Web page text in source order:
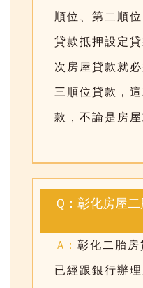
順位、第二順
貸款抵押設定
次房屋貸款就
三順位貸款，
款，不論是房
Q：彰化房屋
A： 彰化二胎
已經跟銀行辦